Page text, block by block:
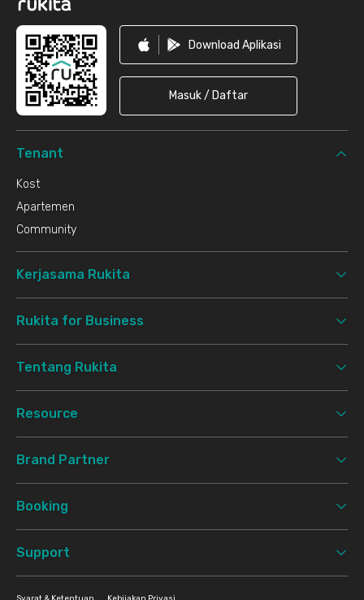
Download Aplikasi
Masuk / Daftar
Tenant
Kost
Apartemen
Community
Kerjasama Rukita
Rukita for Business
Tentang Rukita
Resource
Brand Partner
Booking
Support